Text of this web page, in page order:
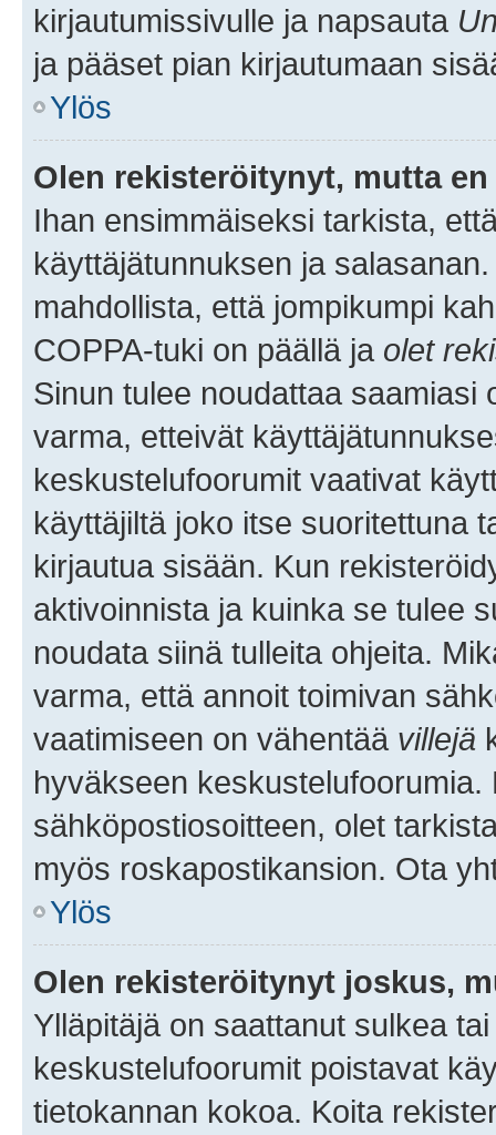
kirjautumissivulle ja napsauta
ja pääset pian kirjautumaan
Ylös
Olen rekisteröitynyt, mutta
Ihan ensimmäiseksi tarkista,
käyttäjätunnuksen ja
mahdollista, että jompikumpi
COPPA-tuki on päällä ja olet
Sinun tulee noudattaa saamiasi
varma, etteivät
keskustelufoorumit vaativat
käyttäjiltä joko itse suoritettuna
kirjautua sisään. Kun
aktivoinnista ja kuinka se tulee
noudata siinä tulleita ohjeita.
varma, että annoit toimivan
vaatimiseen on vähentää villejä
hyväkseen
sähköpostiosoitteen, olet
myös roskapostikansion. Ota
Ylös
Olen rekisteröitynyt joskus,
Ylläpitäjä on saattanut sulkea
keskustelufoorumit poistavat
tietokannan kokoa. Koita